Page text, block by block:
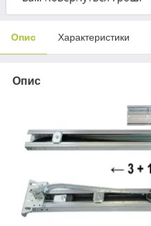
Опис Характеристики
Опис